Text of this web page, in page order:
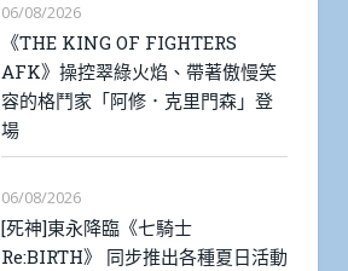
06/08/2026
《THE KING OF FIGHTERS
AFK》操控翠綠火焰、帶著傲慢笑
容的格鬥家「阿修．克里門森」登
場
06/08/2026
[死神]東永降臨《七騎士
Re:BIRTH》 同步推出各種夏日活動